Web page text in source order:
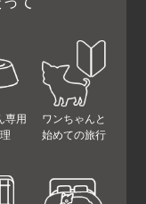
専用
ワンちゃんと
始めての旅行